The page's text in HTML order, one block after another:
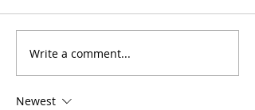
Make Sure Your
Tournament Qualifies
Write a comment...
Newest